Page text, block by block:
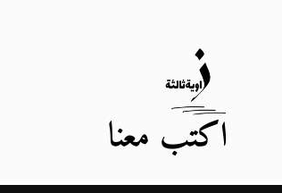
اكتب معنا